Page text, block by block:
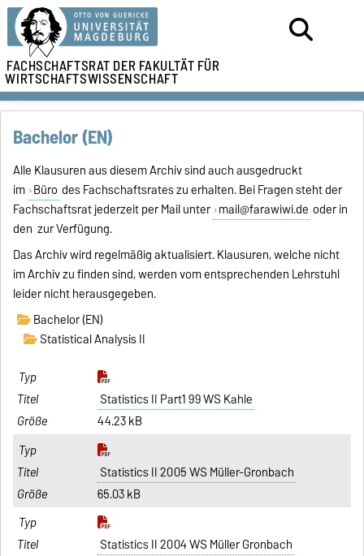
FACHSCHAFTSRAT DERFAKULTÄT FÜR
WIRTSCHAFTSWISSENSCHAFT
Bachelor (EN)
Alle Klausuren aus diesem Archiv sind auch ausgedruckt
im Büro des Fachschaftsrates zu erhalten. Bei Fragen steht der
Fachschaftsrat jederzeit per Mail unter mail@farawiwi.de oder in
den zur Verfügung.
Das Archiv wird regelmäßig aktualisiert. Klausuren, welche nicht
im Archiv zu finden sind, werden vom entsprechenden Lehrstuhl
leider nicht herausgegeben.
Bachelor (EN)
Statistical Analysis II
Statistics II Part1 99 WS Kahle
44.23 kB
Statistics II 2005 WS Müller-Gronbach
65.03 kB
Statistics II 2004 WS Müller Gronbach